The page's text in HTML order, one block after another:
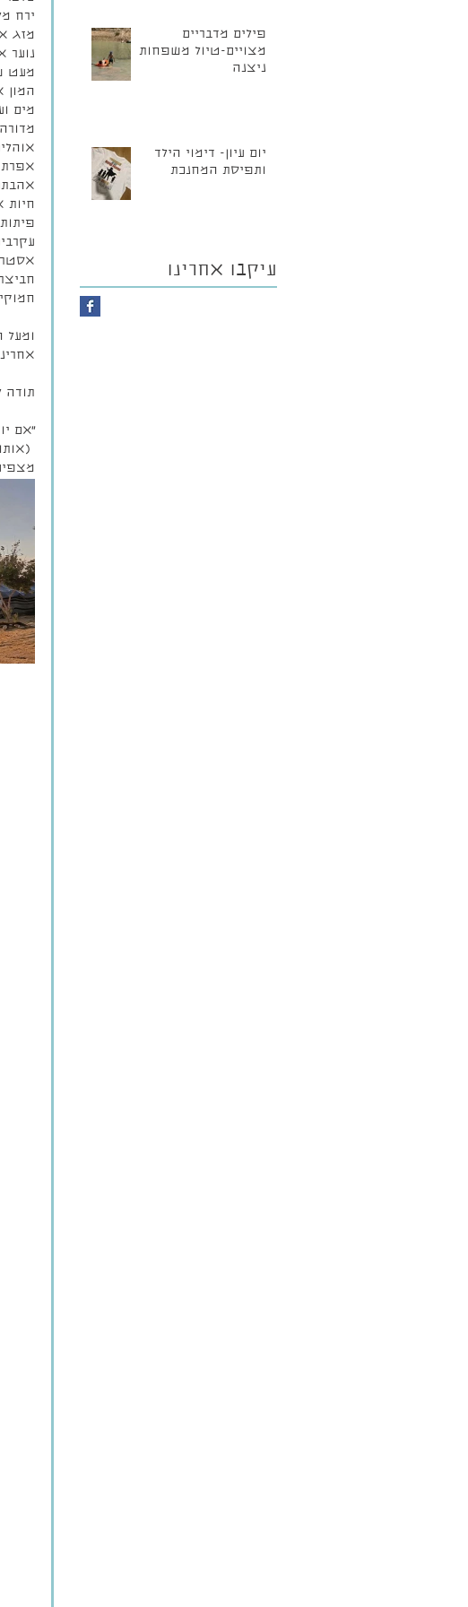
ירח
מזג
נוער
מעט
המון
מים
אפרת
אהבתם
חיות
פיתות
תודה
״אם
פילים מדבריים
מצויים-טיול משפחות
ניצנה
יום עיון- דימוי הילד
ותפיסת המחנכת
עיקבו אחרינו